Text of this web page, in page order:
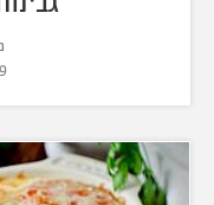
19